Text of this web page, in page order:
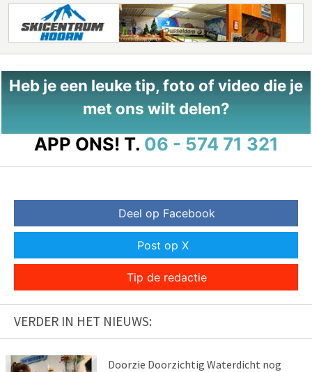
Heb je een leuke tip, foto of video die je
met ons wilt delen?
APP ONS! T. 06 - 574 71 321
Deel op Facebook
Post op X
Tip de redactie
VERDER IN HET NIEUWS:
Doorzie Doorzichtig Waterdicht nog